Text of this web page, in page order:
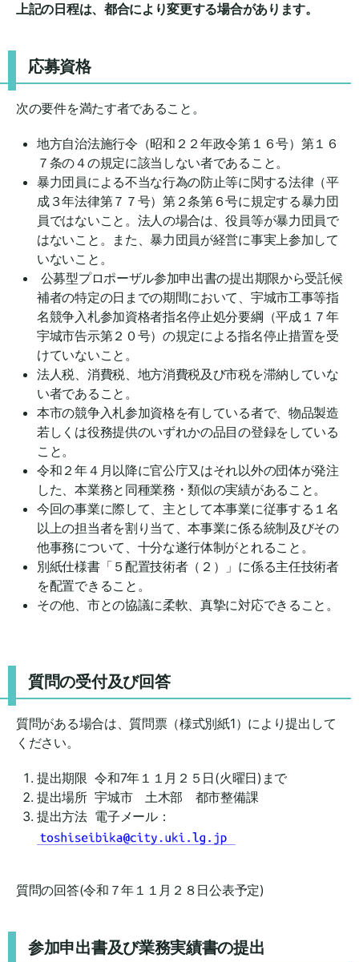
上記の日程は、都合により変更する場合があります。
応募資格
次の要件を満たす者であること。
地方自治法施行令（昭和２２年政令第１６号）第１６
７条の４の規定に該当しない者であること。
暴力団員による不当な行為の防止等に関する法律（平
成３年法律第７７号）第２条第６号に規定する暴力団
員ではないこと。法人の場合は、役員等が暴力団員で
はないこと。また、暴力団員が経営に事実上参加して
いないこと。
公募型プロポーザル参加申出書の提出期限から受託候
補者の特定の日までの期間において、宇城市工事等指
名競争入札参加資格者指名停止処分要綱（平成１７年
宇城市告示第２０号）の規定による指名停止措置を受
けていないこと。
法人税、消費税、地方消費税及び市税を滞納していな
い者であること。
本市の競争入札参加資格を有している者で、物品製造
若しくは役務提供のいずれかの品目の登録をしている
こと。
令和２年４月以降に官公庁又はそれ以外の団体が発注
した、本業務と同種業務・類似の実績があること。
今回の事業に際して、主として本事業に従事する１名
以上の担当者を割り当て、本事業に係る統制及びその
他事務について、十分な遂行体制がとれること。
別紙仕様書「５配置技術者（２）」に係る主任技術者
を配置できること。
その他、市との協議に柔軟、真摯に対応できること。
質問の受付及び回答
質問がある場合は、質問票（様式別紙1）により提出して
ください。
提出期限 令和7年１１月２５日(火曜日)まで
提出場所 宇城市 土木部 都市整備課
提出方法 電子メール：
質問の回答(令和７年１１月２８日公表予定)
参加申出書及び業務実績書の提出